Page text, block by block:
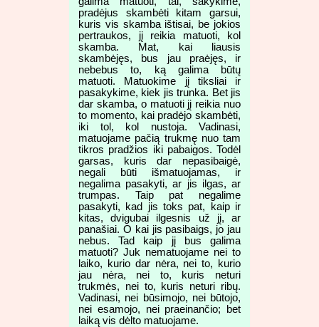
pradėjus skambėti kitam garsui,
kuris vis skamba ištisai, be jokios
pertraukos, jį reikia matuoti, kol
skamba. Mat, kai liausis
skambėjęs, bus jau praėjęs, ir
nebebus to, ką galima būtų
matuoti. Matuokime jį tiksliai ir
pasakykime, kiek jis trunka. Bet jis
dar skamba, o matuoti jį reikia nuo
to momento, kai pradėjo skambėti,
iki tol, kol nustoja. Vadinasi,
matuojame pačią trukmę nuo tam
tikros pradžios iki pabaigos. Todėl
garsas, kuris dar nepasibaigė,
negali būti išmatuojamas, ir
negalima pasakyti, ar jis ilgas, ar
trumpas. Taip pat negalime
pasakyti, kad jis toks pat, kaip ir
kitas, dvigubai ilgesnis už jį, ar
panašiai. O kai jis pasibaigs, jo jau
nebus. Tad kaip jį bus galima
matuoti? Juk nematuojame nei to
laiko, kurio dar nėra, nei to, kurio
jau nėra, nei to, kuris neturi
trukmės, nei to, kuris neturi ribų.
Vadinasi, nei būsimojo, nei būtojo,
nei esamojo, nei praeinančio; bet
laiką vis dėlto matuojame.